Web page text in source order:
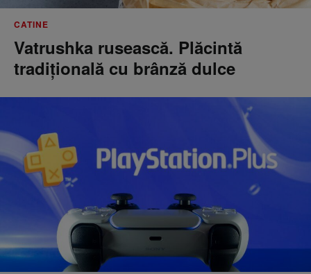
CATINE
Vatrushka rusească. Plăcintă
tradițională cu brânză dulce